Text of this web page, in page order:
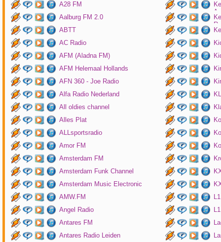
A28 FM
Aalburg FM 2.0
ABTT
AC Radio
AFM (Aladna FM)
AFM Helemaal Hollands
AFN 360 - Joe Radio
Alfa Radio Nederland
All oldies channel
Alles Plat
ALLsportsradio
Amor FM
Amsterdam FM
Amsterdam Funk Channel
Amsterdam Music Electronic
AMW.FM
Angel Radio
Antares FM
Antares Radio Leiden